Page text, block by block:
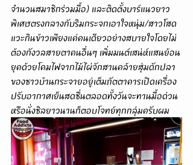
จำนวนสมาชิกร่วมมื้อ) และติดตั้งบาร์แนวยาว
พิเศษตรงกลางกับริมกระจกเอาใจหนุ่ม/สาวโสด
แวะกินข้าวเพียงแค่คนเดียวอย่างสบายใจโดยไม่
ต้องกังวลสายตาคนอื่นๆ เพิ่มมนต์เสน่ห์แสนย้อน
ยุคด้วยโคมไฟจากไม้ไผ่จักสานคล้ายสุ่มดักปลา
ของชาวบ้านกระจายอยู่เต็มภัตตาคารเปิดเครื่อง
ปรับอากาศเย็นสดชื่นตลอดทั้งวันจะทานมื้อด่วน
หรือนั่งชิลยาวนานก็ตอบโจทย์ทุกกลุ่มครับผม